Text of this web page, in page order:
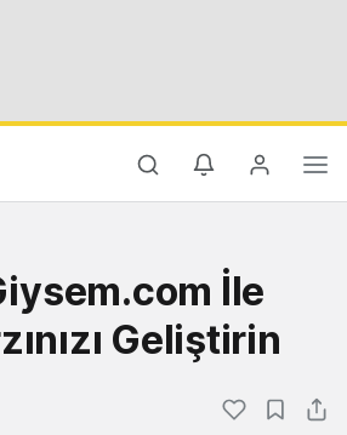
İle
Geliştirin